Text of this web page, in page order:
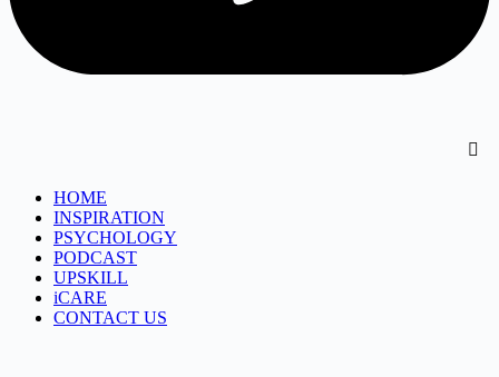
HOME
INSPIRATION
PSYCHOLOGY
PODCAST
UPSKILL
iCARE
CONTACT US